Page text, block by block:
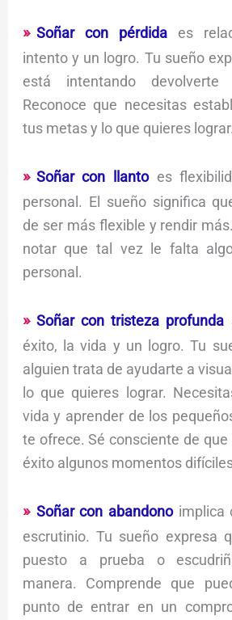
Soñar con pérdidaes
intento y un logro. Tu sueño
está intentando
Reconoce que necesitas
tus metas y lo que quieres lograr.
Soñar con llantoes
personal. El sueño significa
de ser más flexible y rendir
notar que tal vez le falta
personal.
Soñar con tristeza profunda
éxito, la vida y un logro. Tu
alguien trata de ayudarte a
lo que quieres lograr.
vida y aprender de los
te ofrece. Sé consciente de
éxito algunos momentos
Soñar con abandonoimplica
escrutinio. Tu sueño expresa
puesto a prueba o
manera. Comprende que
punto de entrar en un